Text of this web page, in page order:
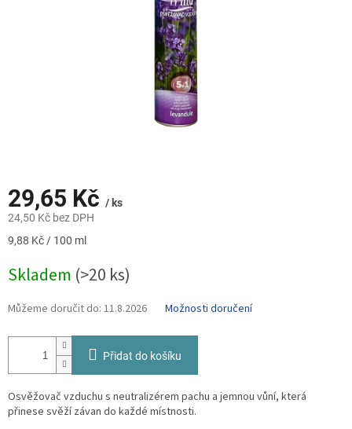
29,65 Kč / ks
24,50 Kč bez DPH
Měrná
9,88 Kč / 100 ml
Skladem (>20 ks)
Můžeme doručit do: 11.8.2026 Možnosti doručení
Přidat do košíku
Osvěžovač vzduchu s neutralizérem pachu a jemnou vůní, která
přinese svěží závan do každé místnosti.